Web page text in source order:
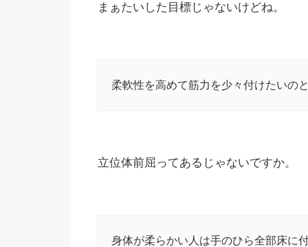
まぁたいした目標じゃないけどね。
柔軟性を高めて筋力を少々付けたいの
立位体前屈ってあるじゃないですか。
身体が柔らかい人は手のひら全部床に付